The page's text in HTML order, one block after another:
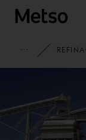
HOME